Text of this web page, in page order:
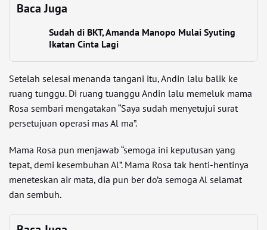
Baca Juga
Sudah di BKT, Amanda Manopo Mulai Syuting
Ikatan Cinta Lagi
Setelah selesai menanda tangani itu, Andin lalu balik ke
ruang tunggu. Di ruang tuanggu Andin lalu memeluk mama
Rosa sembari mengatakan “Saya sudah menyetujui surat
persetujuan operasi mas Al ma”.
Mama Rosa pun menjawab “semoga ini keputusan yang
tepat, demi kesembuhan Al”. Mama Rosa tak henti-hentinya
meneteskan air mata, dia pun ber do’a semoga Al selamat
dan sembuh.